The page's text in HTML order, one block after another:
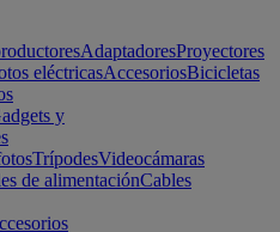
AdaptadoresProyectores
eléctricasAccesoriosBicicletas
y
TrípodesVideocámaras
de alimentaciónCables